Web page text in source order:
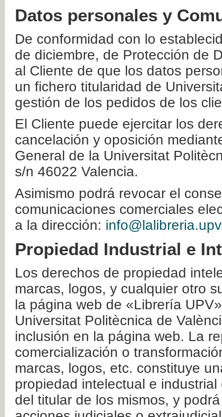
Datos personales y
De conformidad con lo
de diciembre, de Protección de
al Cliente de que los datos
un fichero titularidad de
gestión de los pedidos de los
El Cliente puede ejercitar los
cancelación y oposición
General de la Universitat
s/n 46022 Valencia.
Asimismo podrá revocar el
comunicaciones comerciales
a la dirección:
Propiedad Industrial e
Los derechos de propiedad
marcas, logos, y cualquier otro
la página web de «Librería
Universitat Politècnica de
inclusión en la página web. La
comercialización o
marcas, logos, etc. constituye
propiedad intelectual e
del titular de los mismos, y